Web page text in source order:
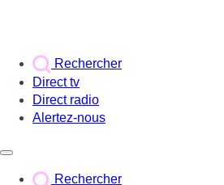
Rechercher
Direct tv
Direct radio
Alertez-nous
Rechercher